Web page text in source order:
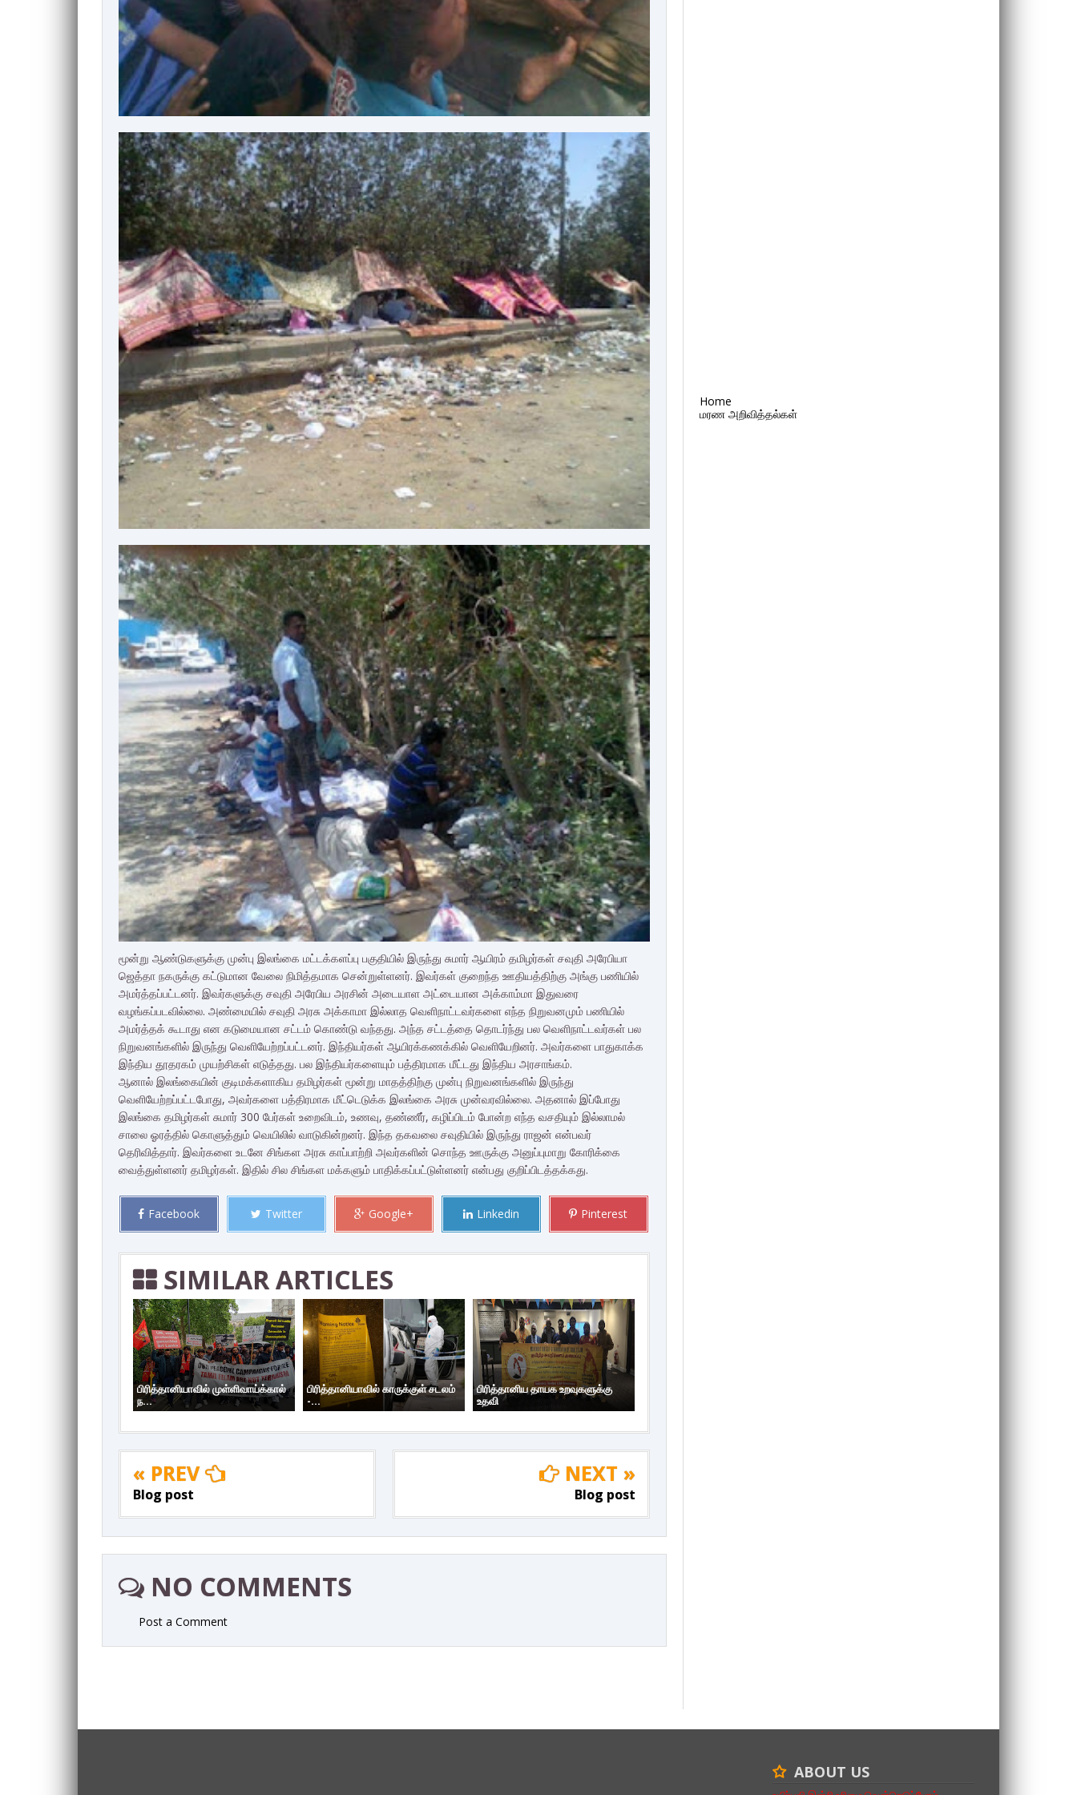
மூன்று ஆண்டுகளுக்கு முன்பு இலங்கை மட்டக்களப்பு பகுதியில் இருந்து சுமார் ஆயிரம் தமிழர்கள் சவுதி அரேபியா
ஜெத்தா நகருக்கு கட்டுமான வேலை நிமித்தமாக சென்றுள்ளனர். இவர்கள் குறைந்த ஊதியத்திற்கு அங்கு பணியில்
அமர்த்தப்பட்டனர். இவர்களுக்கு சவுதி அரேபிய அரசின் அடையாள அட்டையான அக்காம்மா இதுவரை
வழங்கப்படவில்லை. அண்மையில் சவுதி அரசு அக்காமா இல்லாத வெளிநாட்டவர்களை எந்த நிறுவனமும் பணியில்
அமர்த்தக் கூடாது என கடுமையான சட்டம் கொண்டு வந்தது. அந்த சட்டத்தை தொடர்ந்து பல வெளிநாட்டவர்கள் பல
நிறுவனங்களில் இருந்து வெளியேற்றப்பட்டனர். இந்தியர்கள் ஆயிரக்கணக்கில் வெளியேறினர். அவர்களை பாதுகாக்க
இந்திய தூதரகம் முயற்சிகள் எடுத்தது. பல இந்தியர்களையும் பத்திரமாக மீட்டது இந்திய அரசாங்கம்.
ஆனால் இலங்கையின் குடிமக்களாகிய தமிழர்கள் மூன்று மாதத்திற்கு முன்பு நிறுவனங்களில் இருந்து
வெளியேற்றப்பட்டபோது, அவர்களை பத்திரமாக மீட்டெடுக்க இலங்கை அரசு முன்வரவில்லை. அதனால் இப்போது
இலங்கை தமிழர்கள் சுமார் 300 பேர்கள் உறைவிடம், உணவு, தண்ணீர், கழிப்பிடம் போன்ற எந்த வசதியும் இல்லாமல்
சாலை ஓரத்தில் கொளுத்தும் வெயிலில் வாடுகின்றனர். இந்த தகவலை சவுதியில் இருந்து ராஜன் என்பவர்
தெரிவித்தார். இவர்களை உடனே சிங்கள அரசு காப்பாற்றி அவர்களின் சொந்த ஊருக்கு அனுப்புமாறு கோரிக்கை
வைத்துள்ளனர் தமிழர்கள். இதில் சில சிங்கள மக்களும் பாதிக்கப்பட்டுள்ளனர் என்பது குறிப்பிடத்தக்கது.
Facebook Twitter Google+ Linkedin Pinterest
SIMILAR ARTICLES
பிரித்தானியாவில் முள்ளிவாய்க்கால்
ந...
பிரித்தானியாவில் காருக்குள் சடலம்
-...
பிரித்தானிய தாயக உறவுகளுக்கு
உதவி
« PREV
Blog post
NEXT »
Blog post
NO COMMENTS
Post a Comment
Home
மரண அறிவித்தல்கள்
ABOUT US